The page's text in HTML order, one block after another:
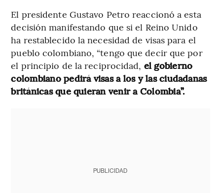
El presidente Gustavo Petro reaccionó a esta
decisión manifestando que si el Reino Unido
ha restablecido la necesidad de visas para el
pueblo colombiano, “tengo que decir que por
el principio de la reciprocidad, el gobierno
colombiano pedirá visas a los y las ciudadanas
británicas que quieran venir a Colombia”.
PUBLICIDAD